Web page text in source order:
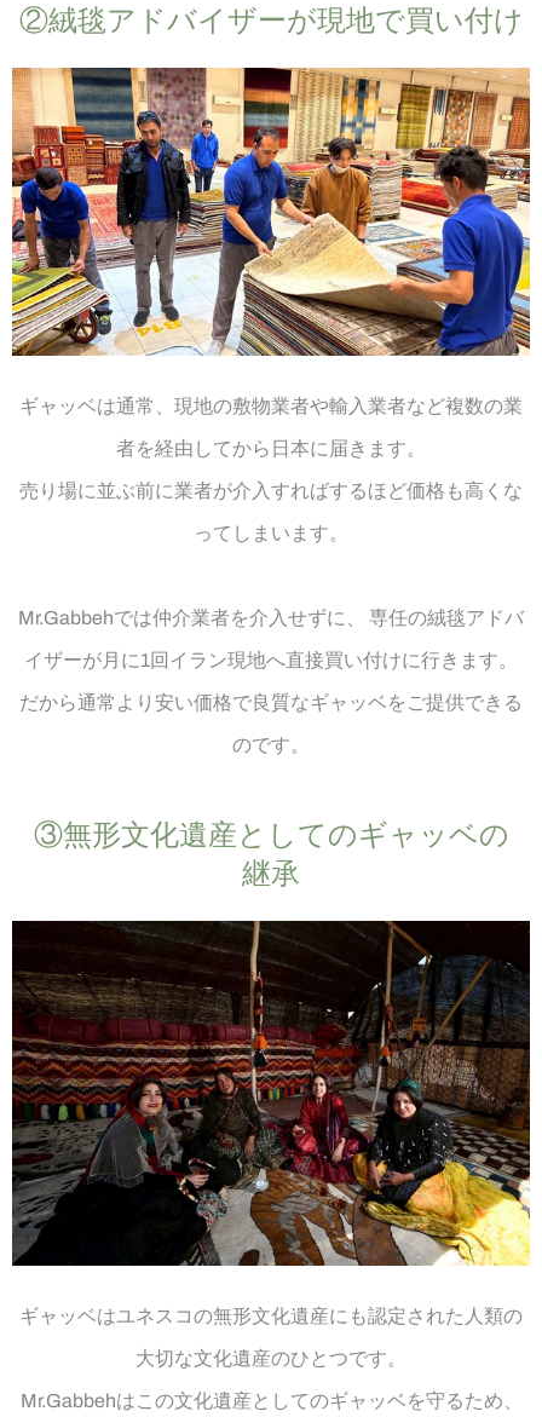
②絨毯アドバイザーが​現地で​買い付け
ギャッベは通常、現地の敷物業者や輸入業者など複数の業
者を経由してから日本に届きます。
売り場に並ぶ前に業者が介入すればするほど価格も高くな
ってしまいます。
Mr.Gabbehでは仲介業者を介入せずに、 専任の絨毯アドバ
イザーが月に1回イラン現地へ直接買い付けに行きます。
だから通常より安い価格で良質なギャッベをご提供できる
のです。
③無形文化遺産と​しての​ギャッベの​
継承
ギャッベはユネスコの無形文化遺産にも認定された人類の
大切な文化遺産のひとつです。
Mr.Gabbehはこの文化遺産としてのギャッベを守るため、